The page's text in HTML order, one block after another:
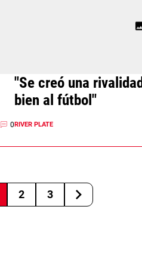
0
"Se creó una
bien al fútbol"
RIVER PLATE
2 3